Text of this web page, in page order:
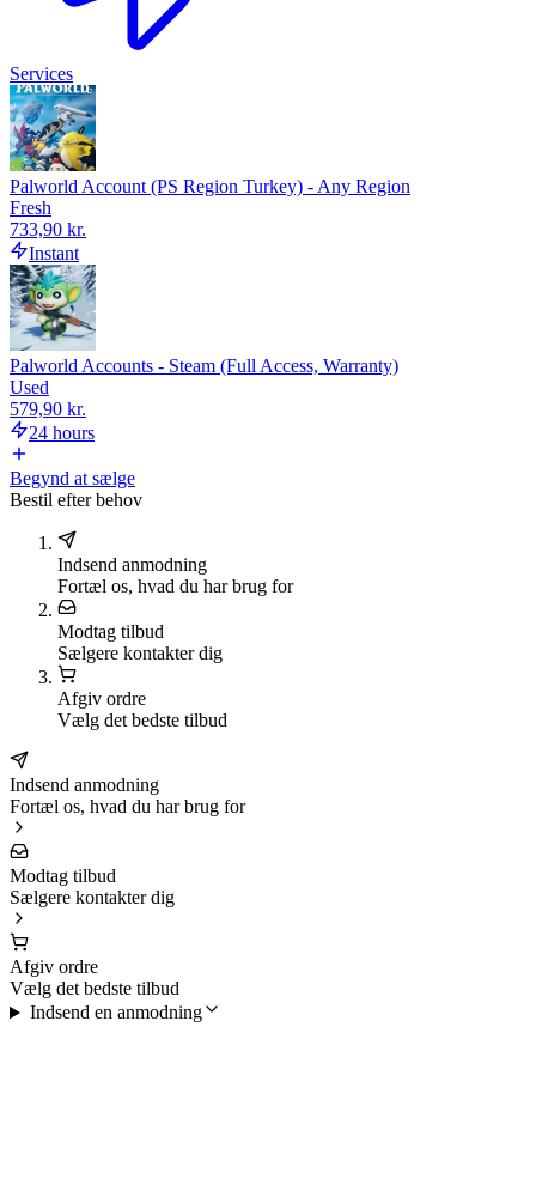
Services
Palworld Account (PS Region Turkey) - Any Region
Fresh
733,90 kr.
Instant
Palworld Accounts - Steam (Full Access, Warranty)
Used
579,90 kr.
24 hours
Begynd at sælge
Bestil efter behov
Indsend anmodning
Fortæl os, hvad du har brug for
Modtag tilbud
Sælgere kontakter dig
Afgiv ordre
Vælg det bedste tilbud
Indsend anmodning
Fortæl os, hvad du har brug for
Modtag tilbud
Sælgere kontakter dig
Afgiv ordre
Vælg det bedste tilbud
Indsend en anmodning